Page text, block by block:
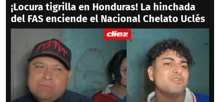
¡Locura tigrilla en Honduras! La hinchada
del FAS enciende el Nacional Chelato Uclés